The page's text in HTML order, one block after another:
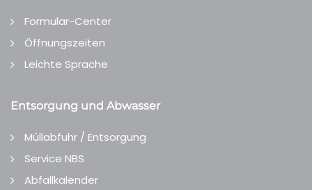
Formular-Center
Öffnungszeiten
Leichte Sprache
Entsorgung und Abwasser
Müllabfuhr / Entsorgung
Service NBS
Abfallkalender